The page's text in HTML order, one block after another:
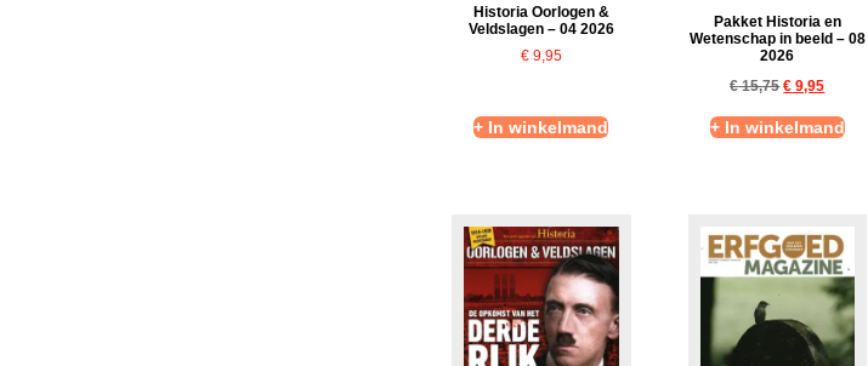
Historia Oorlogen &
Veldslagen – 04 2026
€9,95
+ In winkelmand
Pakket Historia en
Wetenschap in beeld – 08
2026
€15,75 € 9,95
+ In winkelmand